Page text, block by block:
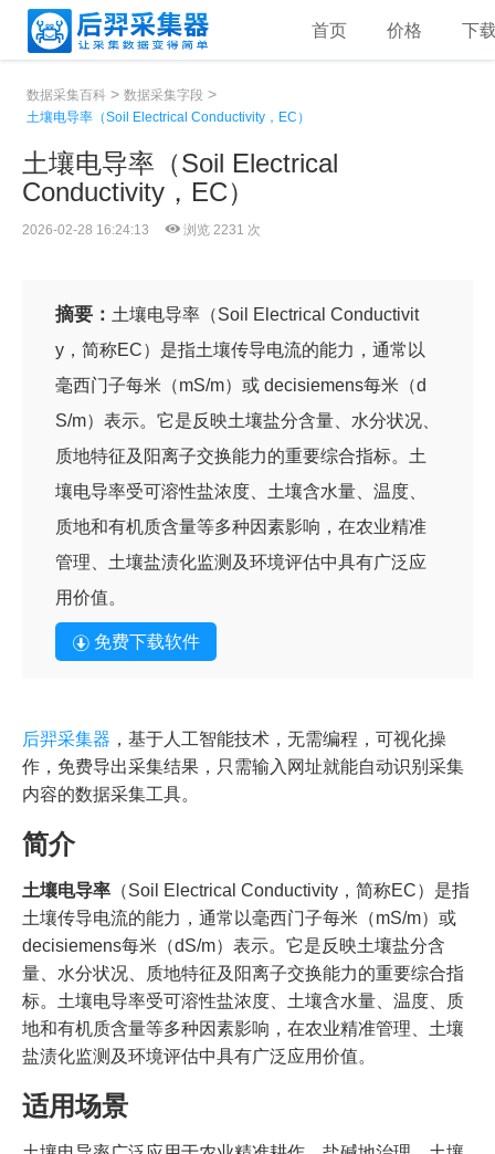
首页 价格 下
数据采集百科 > 数据采集字段 >
土壤电导率（Soil Electrical Conductivity，EC）
土壤电导率（Soil Electrical
Conductivity，EC）
2026-02-28 16:24:13 浏览 2231 次
摘要： 土壤电导率（Soil Electrical Conductivit
y，简称EC）是指土壤传导电流的能力，通常以
毫西门子每米（mS/m）或 decisiemens每米（d
S/m）表示。它是反映土壤盐分含量、水分状况、
质地特征及阳离子交换能力的重要综合指标。土
壤电导率受可溶性盐浓度、土壤含水量、温度、
质地和有机质含量等多种因素影响，在农业精准
管理、土壤盐渍化监测及环境评估中具有广泛应
用价值。
免费下载软件
后羿采集器 ，基于人工智能技术，无需编程，可视化操
作，免费导出采集结果，只需输入网址就能自动识别采集
内容的数据采集工具。
简介
土壤电导率 （Soil Electrical Conductivity，简称EC）是指
土壤传导电流的能力，通常以毫西门子每米（mS/m）或
decisiemens每米（dS/m）表示。它是反映土壤盐分含
量、水分状况、质地特征及阳离子交换能力的重要综合指
标。土壤电导率受可溶性盐浓度、土壤含水量、温度、质
地和有机质含量等多种因素影响，在农业精准管理、土壤
盐渍化监测及环境评估中具有广泛应用价值。
适用场景